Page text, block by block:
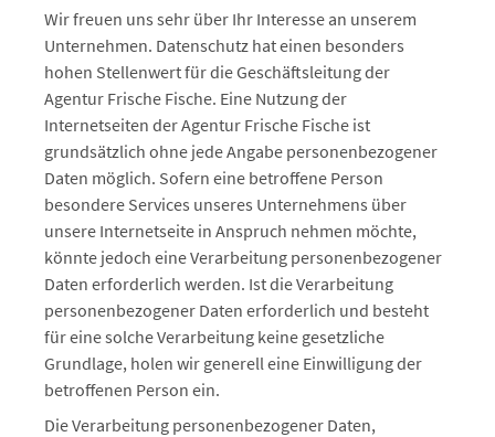
Wir freuen uns sehr über Ihr Interesse an unserem
Unternehmen. Datenschutz hat einen besonders
hohen Stellenwert für die Geschäftsleitung der
Agentur Frische Fische. Eine Nutzung der
Internetseiten der Agentur Frische Fische ist
grundsätzlich ohne jede Angabe personenbezogener
Daten möglich. Sofern eine betroffene Person
besondere Services unseres Unternehmens über
unsere Internetseite in Anspruch nehmen möchte,
könnte jedoch eine Verarbeitung personenbezogener
Daten erforderlich werden. Ist die Verarbeitung
personenbezogener Daten erforderlich und besteht
für eine solche Verarbeitung keine gesetzliche
Grundlage, holen wir generell eine Einwilligung der
betroffenen Person ein.
Die Verarbeitung personenbezogener Daten,